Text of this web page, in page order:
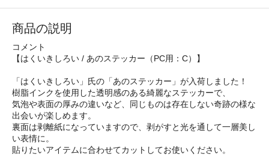
商品の説明
コメント
【はくいきしろい / あのステッカー（PC用：C）】
「はくいきしろい」氏の「あのステッカー」が入荷しました！
樹脂インクを使用した透明感のある綺麗なステッカーで、
気泡や表面の厚みの違いなど、同じものは存在しない奇跡の様な
出会いが楽しめます。
裏面は剥離紙になっていますので、剥がすと光を通して一層美し
い表情に。
貼りたいアイテムに合わせてカットしてお使いください。